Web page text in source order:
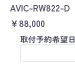
AVIC-RW822-D
￥88,000
取付予約希望日